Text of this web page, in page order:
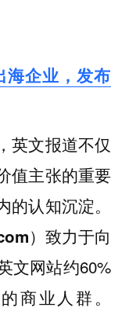
海企业，发布
英文报道不仅
值主张的重要
认知沉淀。
）致力于向
文网站约60%
商业人群。